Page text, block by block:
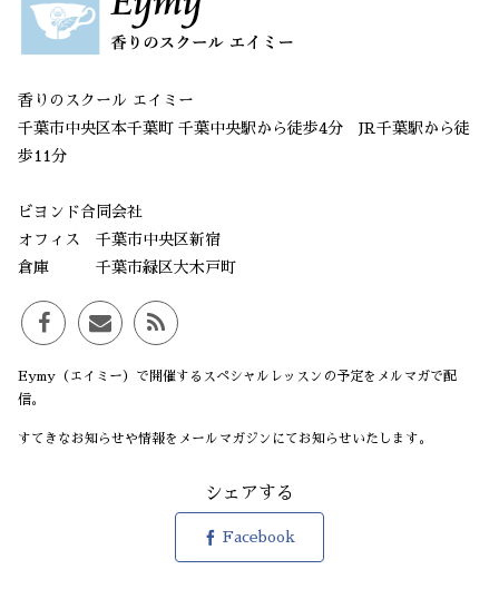
香りのスクール エイミー
千葉市中央区本千葉町 千葉中央駅から徒歩4分 JR千葉駅から徒
歩11分
ビヨンド合同会社
オフィス 千葉市中央区新宿
倉庫 千葉市緑区大木戸町
Eymy（エイミー）で開催するスペシャルレッスンの予定をメルマガで配
信。
すてきなお知らせや情報をメールマガジンにてお知らせいたします。
シェアする
Facebook